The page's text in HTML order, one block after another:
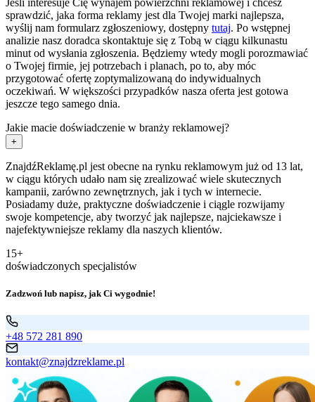
sprawdzić, jaka forma reklamy jest dla Twojej marki najlepsza,
wyślij nam formularz zgłoszeniowy, dostępny tutaj. Po wstępnej
analizie nasz doradca skontaktuje się z Tobą w ciągu kilkunastu
minut od wysłania zgłoszenia. Będziemy wtedy mogli porozmawiać
o Twojej firmie, jej potrzebach i planach, po to, aby móc
przygotować ofertę zoptymalizowaną do indywidualnych
oczekiwań. W większości przypadków nasza oferta jest gotowa
jeszcze tego samego dnia.
Jakie macie doświadczenie w branży reklamowej?
+
ZnajdźReklamę.pl jest obecne na rynku reklamowym już od 13 lat,
w ciągu których udało nam się zrealizować wiele skutecznych
kampanii, zarówno zewnętrznych, jak i tych w internecie.
Posiadamy duże, praktyczne doświadczenie i ciągle rozwijamy
swoje kompetencje, aby tworzyć jak najlepsze, najciekawsze i
najefektywniejsze reklamy dla naszych klientów.
15+
doświadczonych specjalistów
Zadzwoń lub napisz, jak Ci wygodnie!
+48 572 281 890
kontakt@znajdzreklame.pl